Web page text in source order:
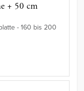
+ 50 cm
- 160 bis 200